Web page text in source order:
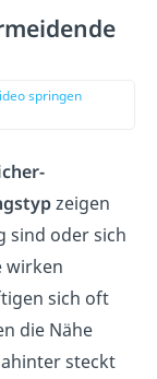
springen
zeigen
sind oder sich
wirken
sich oft
die Nähe
steckt